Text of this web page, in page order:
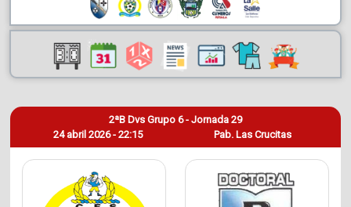
24 abril 2026 - 22:15
2ªB Dvs Grupo 6 - Jornada 29
Pab. Las Crucitas